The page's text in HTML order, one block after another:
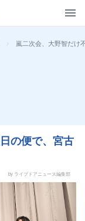
> 嵐二次会、大野智だけ
の便で、宮古
by ライブドアニュース編集部